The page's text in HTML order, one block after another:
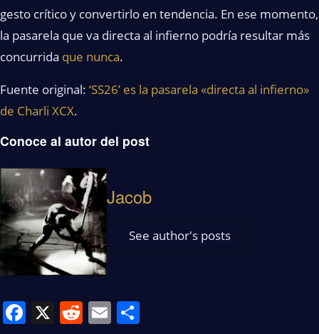
gesto crítico y convertirlo en tendencia. En ese momento,
la pasarela que va directa al infierno podría resultar más
concurrida que nunca.
Fuente original: ‘SS26’ es la pasarela «directa al infierno»
de Charli XCX.
Conoce al autor del post
Jacob
See author's posts
Facebook
X Reddit
Email